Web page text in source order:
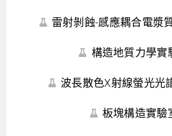
雷射剝蝕-感應耦合電漿
構造地質力學實
波長散色X射線螢光光
板塊構造實驗